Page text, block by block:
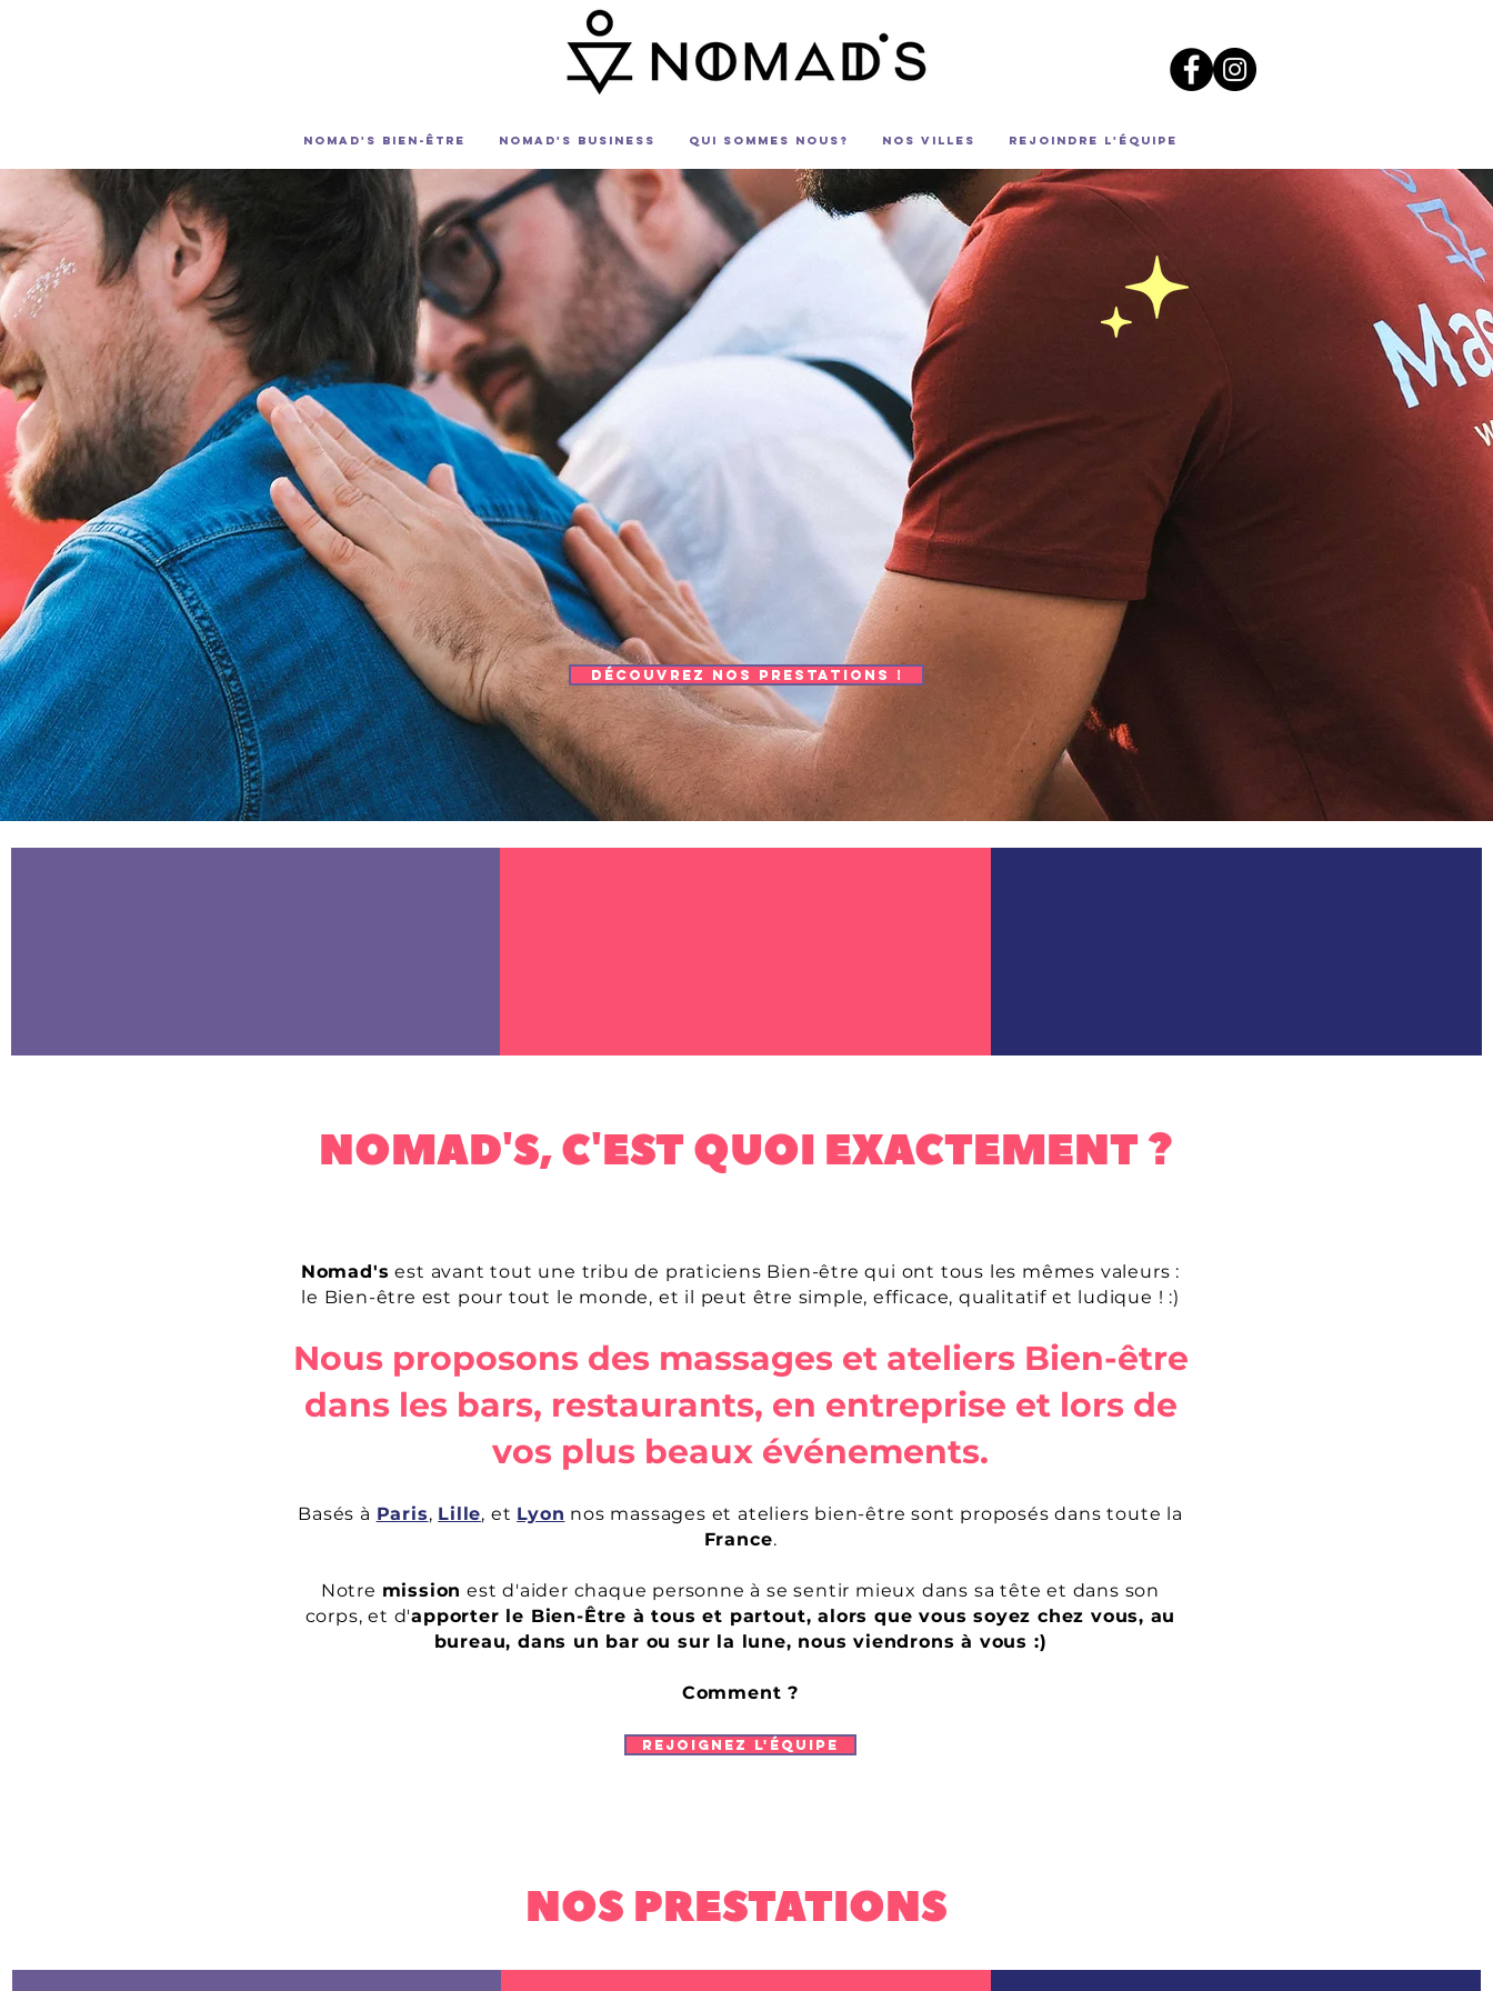
Nomad's Bien-Être Nomad's business Qui sommes nous? Nos villes Rejoindre l'équipe
MASSAGES ET ATELIERS BIEN-ÊTRE,
OÙ QUE VOUS SOYEZ.
DÉCOUVREZ NOS PRESTATIONS !
NOMAD'S, C'EST QUOI EXACTEMENT ?
Nomad's est avant tout une tribu de praticiens Bien-être qui ont tous les mêmes valeurs :
le Bien-être est pour tout le monde, et il peut être simple, efficace, qualitatif et ludique ! :)
Nous proposons des massages et ateliers Bien-être
dans les bars, restaurants, en entreprise et lors de
vos plus beaux événements.
Basés à Paris, Lille, et Lyon nos massages et ateliers bien-être sont proposés dans toute la
France.
Notre mission est d'aider chaque personne à se sentir mieux dans sa tête et dans son
corps, et d'apporter le Bien-Être à tous et partout, alors que vous soyez chez vous, au
bureau, dans un bar ou sur la lune, nous viendrons à vous :)
Comment ?
Rejoignez l'équipe
NOS PRESTATIONS